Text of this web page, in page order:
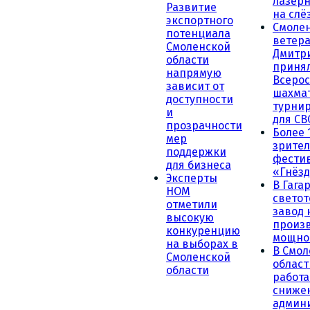
Развитие
экспортного
потенциала
Смоленской
области
напрямую
зависит от
доступности
и
прозрачности
мер
поддержки
для бизнеса
Эксперты
НОМ
отметили
высокую
конкуренцию
на выборах в
Смоленской
области
на
для
Более
В
завод
В